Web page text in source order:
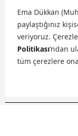
Ema Dükkan
paylaştığınız
veriyoruz.
Politikası’ndan
tüm çerezlere